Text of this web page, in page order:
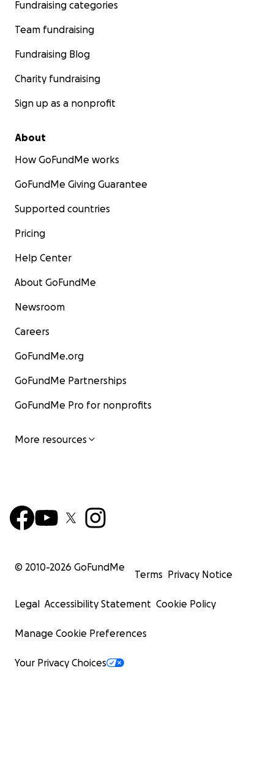
Fundraising categories
Team fundraising
Fundraising Blog
Charity fundraising
Sign up as a nonprofit
About
How GoFundMe works
GoFundMe Giving Guarantee
Supported countries
Pricing
Help Center
About GoFundMe
Newsroom
Careers
GoFundMe.org
GoFundMe Partnerships
GoFundMe Pro for nonprofits
More resources
© 2010-2026 GoFundMe
Terms Privacy Notice
Legal Accessibility Statement Cookie Policy
Manage Cookie Preferences
Your Privacy Choices